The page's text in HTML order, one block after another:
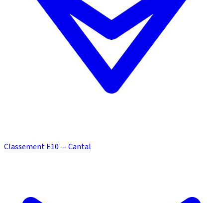
Classement E10 — Cantal